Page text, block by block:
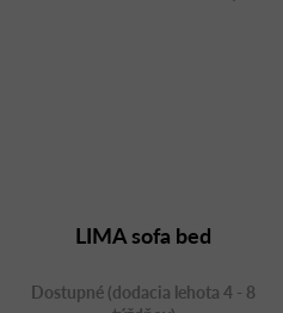
LIMA sofa bed
Dostupné (dodacia lehota 4 - 8